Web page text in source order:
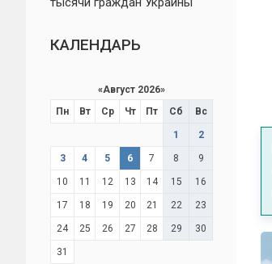
КАЛЕНДАРЬ
«Август 2026»
Пн
Вт Ср Чт Пт Сб Вс
1 2
3 4 5 6 7 8 9
10 11 12 13 14 15 16
17 18 19 20 21 22 23
24 25 26 27 28 29 30
31